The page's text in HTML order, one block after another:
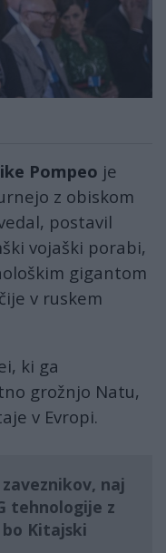
Pompeo je
z obiskom
postavil
vojaški porabi,
gigantom
v ruskem
ki ga
grožnjo Natu,
v Evropi.
naj
tehnologije z
Kitajski